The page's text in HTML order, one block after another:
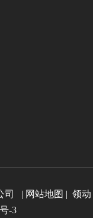
司 | 网站地图 | 领动
-3